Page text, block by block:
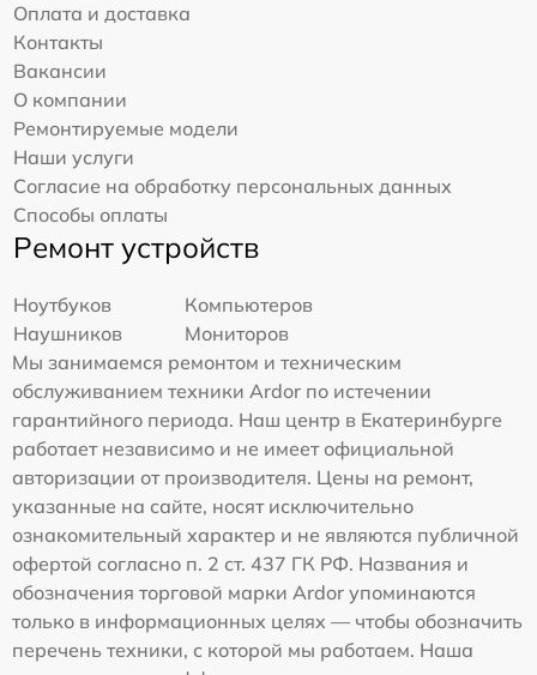
Оплата и доставка
Контакты
Вакансии
О компании
Ремонтируемые модели
Наши услуги
Согласие на обработку персональных данных
Способы оплаты
Ремонт устройств
Ноутбуков
Компьютеров
Наушников
Мониторов
Мы занимаемся ремонтом и техническим
обслуживанием техники Ardor по истечении
гарантийного периода. Наш центр в Екатеринбурге
работает независимо и не имеет официальной
авторизации от производителя. Цены на ремонт,
указанные на сайте, носят исключительно
ознакомительный характер и не являются публичной
офертой согласно п. 2 ст. 437 ГК РФ. Названия и
обозначения торговой марки Ardor упоминаются
только в информационных целях — чтобы обозначить
перечень техники, с которой мы работаем. Наша